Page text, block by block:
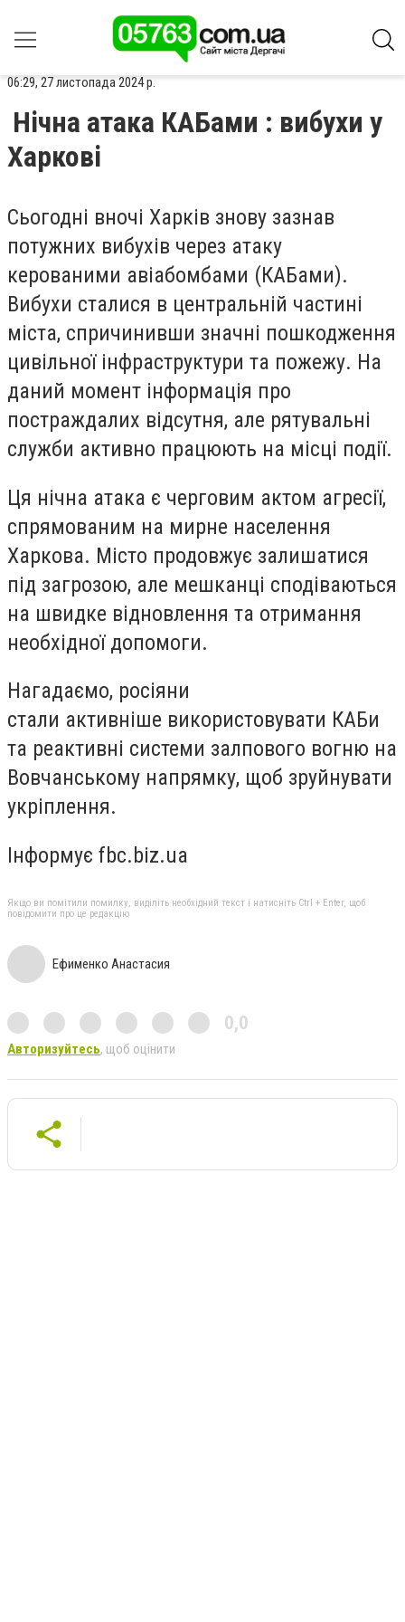
06:29, 27 листопада 2024 р.
Нічна атака КАБами : вибухи у
Харкові
Сьогодні вночі Харків знову зазнав
потужних вибухів через атаку
керованими авіабомбами (КАБами).
Вибухи сталися в центральній частині
міста, спричинивши значні пошкодження
цивільної інфраструктури та пожежу. На
даний момент інформація про
постраждалих відсутня, але рятувальні
служби активно працюють на місці події.
Ця нічна атака є черговим актом агресії,
спрямованим на мирне населення
Харкова. Місто продовжує залишатися
під загрозою, але мешканці сподіваються
на швидке відновлення та отримання
необхідної допомоги.
Нагадаємо, росіяни
стали активніше використовувати КАБи
та реактивні системи залпового вогню на
Вовчанському напрямку, щоб зруйнувати
укріплення.
Інформує fbc.biz.ua
Якщо ви помітили помилку, виділіть необхідний текст і натисніть Ctrl + Enter, щоб
повідомити про це редакцію
Ефименко Анастасия
0,0
Авторизуйтесь, щоб оцінити